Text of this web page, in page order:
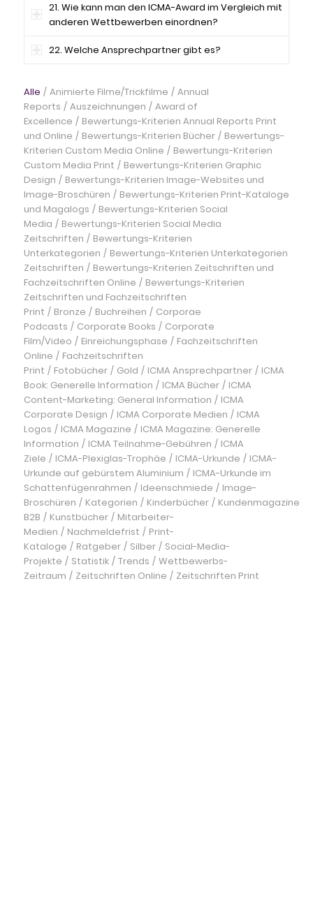
21. Wie kann man den ICMA-Award im Vergleich mit
anderen Wettbewerben einordnen?
22. Welche Ansprechpartner gibt es?
Alle / Animierte Filme/Trickfilme / Annual
Reports / Auszeichnungen / Award of
Excellence / Bewertungs-Kriterien Annual Reports Print
und Online / Bewertungs-Kriterien Bücher / Bewertungs-
Kriterien Custom Media Online / Bewertungs-Kriterien
Custom Media Print / Bewertungs-Kriterien Graphic
Design / Bewertungs-Kriterien Image-Websites und
Image-Broschüren / Bewertungs-Kriterien Print-Kataloge
und Magalogs / Bewertungs-Kriterien Social
Media / Bewertungs-Kriterien Social Media
Zeitschriften / Bewertungs-Kriterien
Unterkategorien / Bewertungs-Kriterien Unterkategorien
Zeitschriften / Bewertungs-Kriterien Zeitschriften und
Fachzeitschriften Online / Bewertungs-Kriterien
Zeitschriften und Fachzeitschriften
Print / Bronze / Buchreihen / Corporae
Podcasts / Corporate Books / Corporate
Film/Video / Einreichungsphase / Fachzeitschriften
Online / Fachzeitschriften
Print / Fotobücher / Gold / ICMA Ansprechpartner / ICMA
Book: Generelle Information / ICMA Bücher / ICMA
Content-Marketing: General Information / ICMA
Corporate Design / ICMA Corporate Medien / ICMA
Logos / ICMA Magazine / ICMA Magazine: Generelle
Information / ICMA Teilnahme-Gebühren / ICMA
Ziele / ICMA-Plexiglas-Trophäe / ICMA-Urkunde / ICMA-
Urkunde auf gebürstem Aluminium / ICMA-Urkunde im
Schattenfügenrahmen / Ideenschmiede / Image-
Broschüren / Kategorien / Kinderbücher / Kundenmagazine
B2B / Kunstbücher / Mitarbeiter-
Medien / Nachmeldefrist / Print-
Kataloge / Ratgeber / Silber / Social-Media-
Projekte / Statistik / Trends / Wettbewerbs-
Zeitraum / Zeitschriften Online / Zeitschriften Print